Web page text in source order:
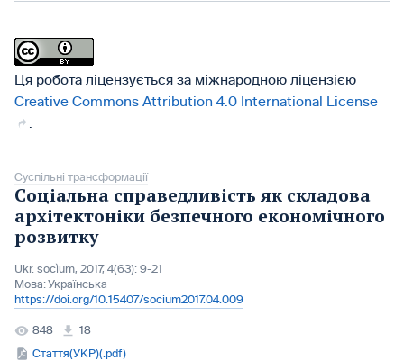
Ця робота ліцензується за міжнародною ліцензією
Creative Commons Attribution 4.0 International License
Суспільні трансформації
Соціальна справедливість як складова
архітектоніки безпечного економічного
розвитку
Ukr. socìum, 2017, 4(63): 9-21
Мова:Українська
https://doi.org/10.15407/socium2017.04.009
848
18
Стаття(УКР)(.pdf)